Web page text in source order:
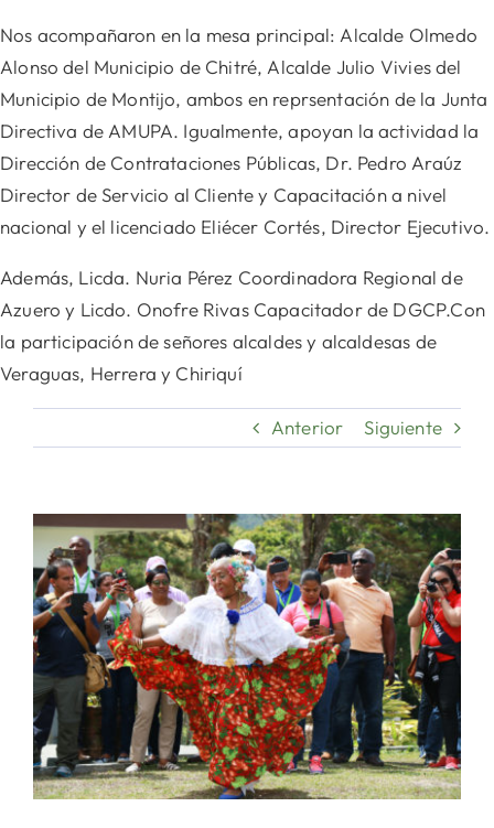
Nos acompañaron en la mesa principal: Alcalde Olmedo
Alonso del Municipio de Chitré, Alcalde Julio Vivies del
Municipio de Montijo, ambos en reprsentación de la Junta
Directiva de AMUPA. Igualmente, apoyan la actividad la
Dirección de Contrataciones Públicas, Dr. Pedro Araúz
Director de Servicio al Cliente y Capacitación a nivel
nacional y el licenciado Eliécer Cortés, Director Ejecutivo.
Además, Licda. Nuria Pérez Coordinadora Regional de
Azuero y Licdo. Onofre Rivas Capacitador de DGCP.Con
la participación de señores alcaldes y alcaldesas de
Veraguas, Herrera y Chiriquí
Anterior Siguiente
Ver
imagen
más
grande